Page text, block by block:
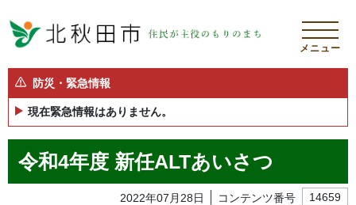
メニュー
防災・緊急情報
現在緊急情報はありません。
令和4年度 新任ALTあいさつ
2022年07月28日 コンテンツ番号 14659